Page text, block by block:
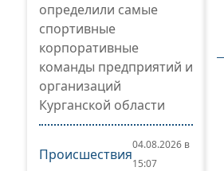
определили самые
спортивные
корпоративные
команды предприятий и
организаций
Курганской области
Происшествия
04.08.2026 в
15:07